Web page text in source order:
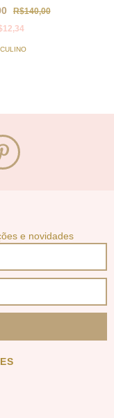
R$140,00
e novidades